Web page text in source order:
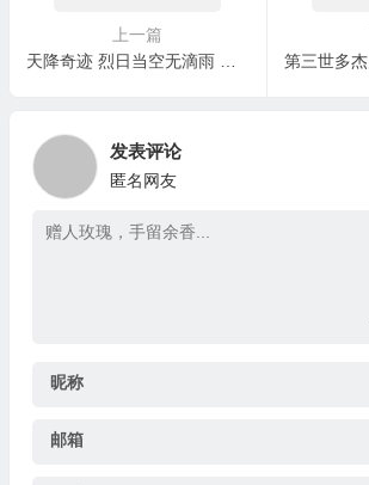
上一篇
发表评论
匿名网友
昵称
邮箱